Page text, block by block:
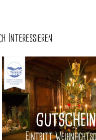
Interessieren: